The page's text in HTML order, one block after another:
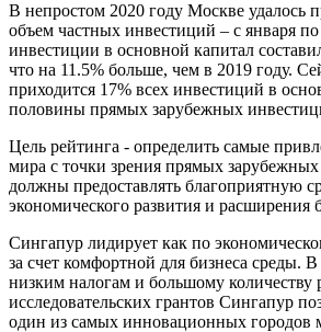
В непростом 2020 году Москве удалось
объем частных инвестиций – с января по
инвестиции в основной капитал
что на 11.5% больше, чем в 2019 году.
приходится 17% всех инвестиций в
половины прямых зарубежных
Цель рейтинга - определить самые
мира с точки зрения прямых
должны предоставлять благоприятную
экономического развития и расширения
Сингапур лидирует как по
за счет комфортной для бизнеса среды.
низким налогам и большому количеству
исследовательских грантов Сингапур
один из самых инновационных городов